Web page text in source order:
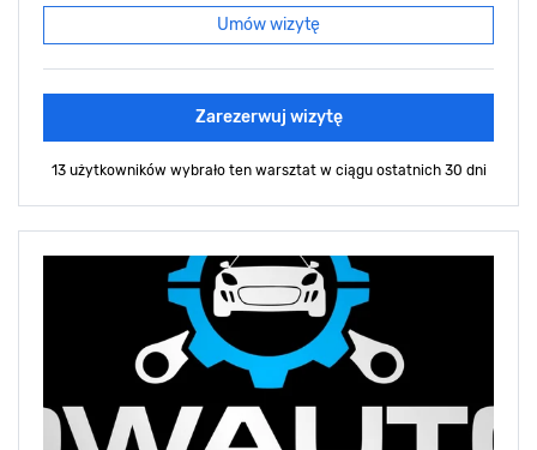
Umów wizytę
Zarezerwuj wizytę
13 użytkowników wybrało ten warsztat w ciągu ostatnich 30 dni